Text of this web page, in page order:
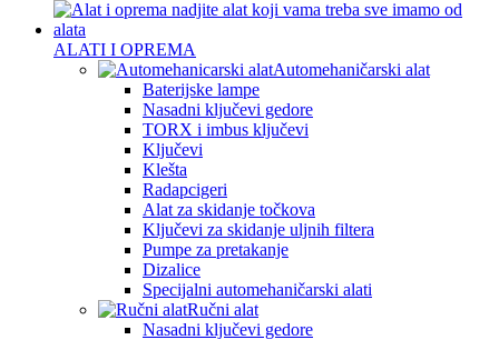
ALATI I OPREMA
Automehaničarski alat
Baterijske lampe
Nasadni ključevi gedore
TORX i imbus ključevi
Ključevi
Klešta
Radapcigeri
Alat za skidanje točkova
Ključevi za skidanje uljnih filtera
Pumpe za pretakanje
Dizalice
Specijalni automehaničarski alati
Ručni alat
Nasadni ključevi gedore